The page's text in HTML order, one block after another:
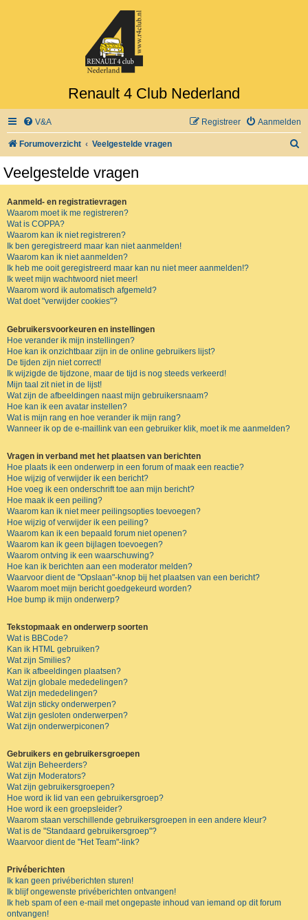
Renault 4 Club Nederland
V&A Aanmelden
Registreer
Forumoverzicht Veelgestelde vragen
Veelgestelde vragen
Aanmeld- en registratievragen
Waarom moet ik me registreren?
Wat is COPPA?
Waarom kan ik niet registreren?
Ik ben geregistreerd maar kan niet aanmelden!
Waarom kan ik niet aanmelden?
Ik heb me ooit geregistreerd maar kan nu niet meer aanmelden!?
Ik weet mijn wachtwoord niet meer!
Waarom word ik automatisch afgemeld?
Wat doet "verwijder cookies"?
Gebruikersvoorkeuren en instellingen
Hoe verander ik mijn instellingen?
Hoe kan ik onzichtbaar zijn in de online gebruikers lijst?
De tijden zijn niet correct!
Ik wijzigde de tijdzone, maar de tijd is nog steeds verkeerd!
Mijn taal zit niet in de lijst!
Wat zijn de afbeeldingen naast mijn gebruikersnaam?
Hoe kan ik een avatar instellen?
Wat is mijn rang en hoe verander ik mijn rang?
Wanneer ik op de e-maillink van een gebruiker klik, moet ik me aanmelden?
Vragen in verband met het plaatsen van berichten
Hoe plaats ik een onderwerp in een forum of maak een reactie?
Hoe wijzig of verwijder ik een bericht?
Hoe voeg ik een onderschrift toe aan mijn bericht?
Hoe maak ik een peiling?
Waarom kan ik niet meer peilingsopties toevoegen?
Hoe wijzig of verwijder ik een peiling?
Waarom kan ik een bepaald forum niet openen?
Waarom kan ik geen bijlagen toevoegen?
Waarom ontving ik een waarschuwing?
Hoe kan ik berichten aan een moderator melden?
Waarvoor dient de "Opslaan"-knop bij het plaatsen van een bericht?
Waarom moet mijn bericht goedgekeurd worden?
Hoe bump ik mijn onderwerp?
Tekstopmaak en onderwerp soorten
Wat is BBCode?
Kan ik HTML gebruiken?
Wat zijn Smilies?
Kan ik afbeeldingen plaatsen?
Wat zijn globale mededelingen?
Wat zijn mededelingen?
Wat zijn sticky onderwerpen?
Wat zijn gesloten onderwerpen?
Wat zijn onderwerpiconen?
Gebruikers en gebruikersgroepen
Wat zijn Beheerders?
Wat zijn Moderators?
Wat zijn gebruikersgroepen?
Hoe word ik lid van een gebruikersgroep?
Hoe word ik een groepsleider?
Waarom staan verschillende gebruikersgroepen in een andere kleur?
Wat is de "Standaard gebruikersgroep"?
Waarvoor dient de "Het Team"-link?
Privéberichten
Ik kan geen privéberichten sturen!
Ik blijf ongewenste privéberichten ontvangen!
Ik heb spam of een e-mail met ongepaste inhoud van iemand op dit forum
ontvangen!